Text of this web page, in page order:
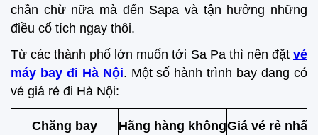
chần chừ nữa mà đến Sapa và tận hưởng những
điều cổ tích ngay thôi.
Từ các thành phố lớn muốn tới Sa Pa thì nên đặt vé
máy bay đi Hà Nội. Một số hành trình bay đang có
vé giá rẻ đi Hà Nội:
Chăng bay Hãng hàng khôngGiá vé rẻ nhất